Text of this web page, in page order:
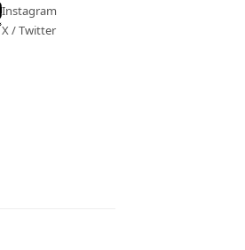
Instagram
X / Twitter